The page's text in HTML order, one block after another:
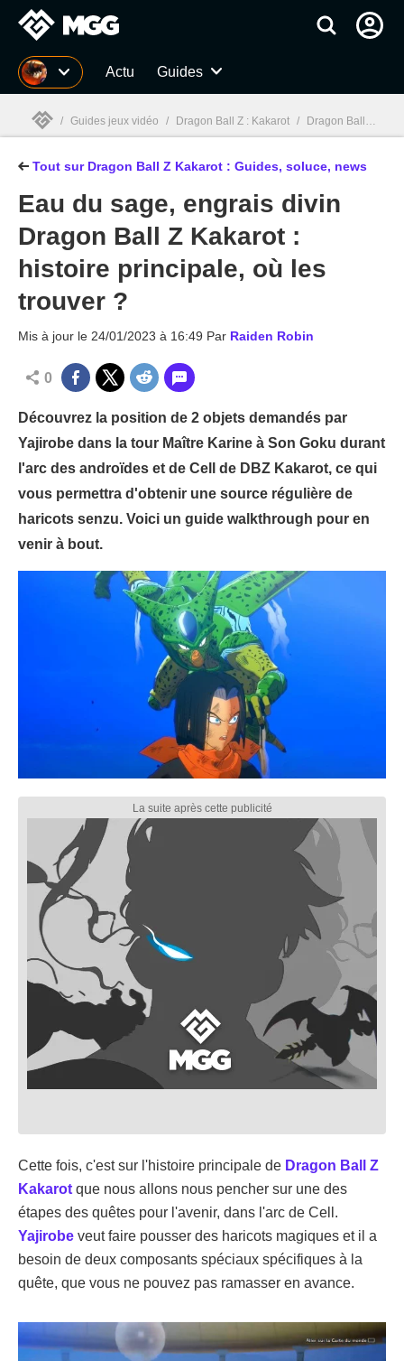
MGG Actu Guides
MGG
/ Guides jeux vidéo / Dragon Ball Z : Kakarot / Dragon Ball Z Kakarot : Guides, soluce, test, news, combats
Tout sur Dragon Ball Z Kakarot : Guides, soluce, news
Eau du sage, engrais divin
Dragon Ball Z Kakarot :
histoire principale, où les
trouver ?
Mis à jour le 24/01/2023 à 16:49 Par Raiden Robin
0
Découvrez la position de 2 objets demandés par
Yajirobe dans la tour Maître Karine à Son Goku durant
l'arc des androïdes et de Cell de DBZ Kakarot, ce qui
vous permettra d'obtenir une source régulière de
haricots senzu. Voici un guide walkthrough pour en
venir à bout.
Cette fois, c'est sur l'histoire principale de Dragon Ball Z
Kakarot que nous allons nous pencher sur une des
étapes des quêtes pour l'avenir, dans l'arc de Cell.
Yajirobe veut faire pousser des haricots magiques et il a
besoin de deux composants spéciaux spécifiques à la
quête, que vous ne pouvez pas ramasser en avance.